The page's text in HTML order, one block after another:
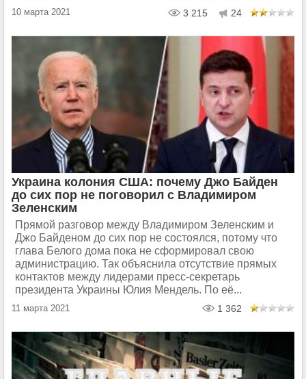
10 марта 2021 3 215 24
Украина колония США: почему Джо Байден
до сих пор не поговорил с Владимиром
Зеленским
Прямой разговор между Владимиром Зеленским и
Джо Байденом до сих пор не состоялся, потому что
глава Белого дома пока не сформировал свою
администрацию. Так объяснила отсутствие прямых
контактов между лидерами пресс-секретарь
президента Украины Юлия Мендель. По её...
11 марта 2021 1 362